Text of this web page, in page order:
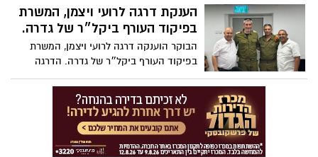
שני בין השעות 8:30-15:30*. שימו לב-
במחלקת הגבייה ובמינהל ההנדסה תתקיים
קבלת קהל על פי המפורט:
הענקת דרגה לרועי ויצמן, המשרת
בפיקוד העורף ביקל״ר של גדרה.
הבוקר הוענקה דרגה לרועי ויצמן, המשרת
בפיקוד העורף ביקל״ר של גדרה. הדרגה
הוענקה בישיבת הערכת המצב שהתקיימה
הבוקר בחמ״ל על ידי ראש המועצה יואל
גמליאל ורס"ן אליאסף שאער, סגן מפקד
היקל״ר בגדרה. בהזדמנות זו אנו מודים לרועי
ולכל משרתי.ות המילואים מפיקוד העורף